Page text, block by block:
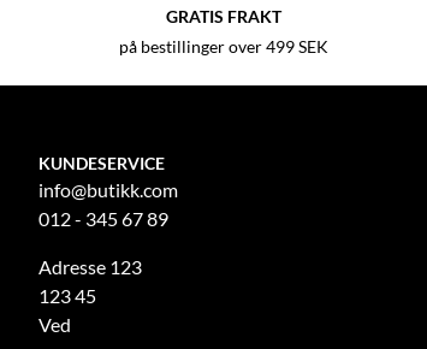
GRATIS FRAKT
på bestillinger over 499 SEK
KUNDESERVICE
info@butikk.com
012 - 345 67 89
Adresse 123
123 45
Ved